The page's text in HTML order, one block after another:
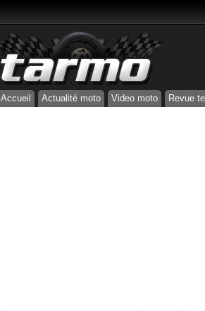
Accueil Actualité moto Video moto Revue